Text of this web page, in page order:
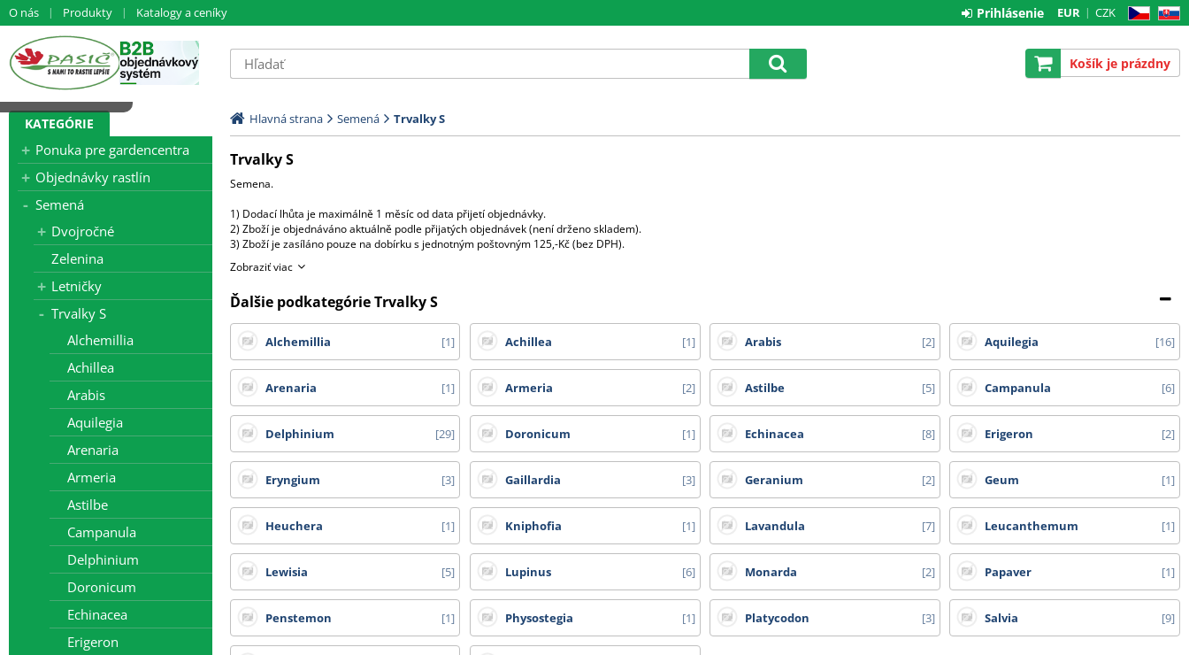
O nás Produkty Katalogy a ceníky CZ SK
EUR CZK
Prihlásenie
Košík je prázdny
KATEGÓRIE
Ponuka pre gardencentra
Objednávky rastlín
Semená
Dvojročné
Zelenina
Letničky
Trvalky S
Alchemillia
Achillea
Arabis
Aquilegia
Arenaria
Armeria
Astilbe
Campanula
Delphinium
Doronicum
Echinacea
Erigeron
Hlavná strana Semená Trvalky S
Trvalky S
Semena.
1) Dodací lhůta je maximálně 1 měsíc od data přijetí objednávky.
2) Zboží je objednáváno aktuálně podle přijatých objednávek (není drženo skladem).
3) Zboží je zasíláno pouze na dobírku s jednotným poštovným 125,-Kč (bez DPH).
5) Při objednání více balení od jednoho druhu semen obdržíte jejich násobek v jednom balení
V případě, že požadujete více samostatných balení od 1.druhu, prosíme o info v poznámce.
Všechny ceny zde uvedené jsou bez DPH.
Zobraziť viac
Ďalšie podkategórie Trvalky S
Alchemillia 1 Achillea 1 Arabis 2 Aquilegia 16
Arenaria 1 Armeria 2 Astilbe 5 Campanula 6
Delphinium 29 Doronicum 1 Echinacea 8 Erigeron 2
Eryngium 3 Gaillardia 3 Geranium 2 Geum 1
Heuchera 1 Kniphofia 1 Lavandula 7 Leucanthemum 1
Lewisia 5 Lupinus 6 Monarda 2 Papaver 1
Penstemon 1 Physostegia 1 Platycodon 3 Salvia 9
dáta ...